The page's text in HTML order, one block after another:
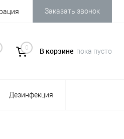
Заказать звонок
0 В корзине пока пусто
Дезинфекция